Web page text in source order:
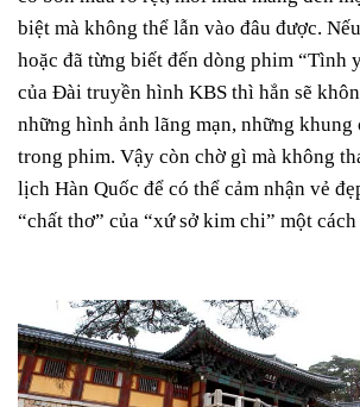
biệt mà không thể lẫn vào đâu được.
hoặc đã từng biết đến dòng phim “Tình
của Đài truyền hình KBS thì hẳn sẽ
những hình ảnh lãng mạn, những khung
trong phim. Vậy còn chờ gì mà không
lịch Hàn Quốc để có thể cảm nhận vẻ
“chất thơ” của “xứ sở kim chi” một